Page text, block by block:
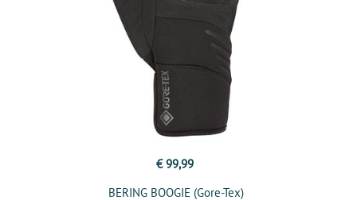
€ 99,99
BERING BOOGIE (Gore-Tex)